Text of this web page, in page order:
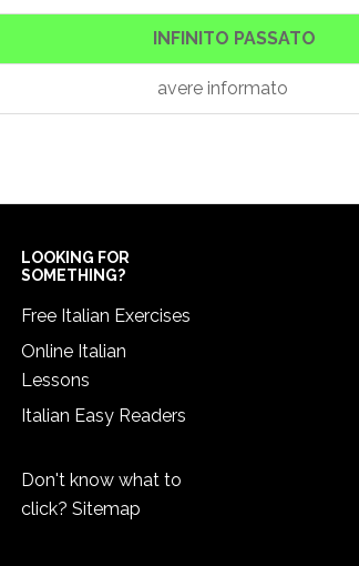
INFINITO PASSATO
avere informato
LOOKING FOR
SOMETHING?
Free Italian Exercises
Online Italian
Lessons
Italian Easy Readers
Don't know what to
click? Sitemap